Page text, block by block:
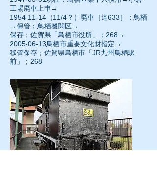
工場廃車上申→
1954-11-14（11/4？）廃車［達633］；鳥栖
→保管；鳥栖機関区→
保存；佐賀県「鳥栖市役所」；268→
2005-06-13鳥栖市重要文化財指定→
移管保存；佐賀県鳥栖市「JR九州鳥栖駅
前」；268